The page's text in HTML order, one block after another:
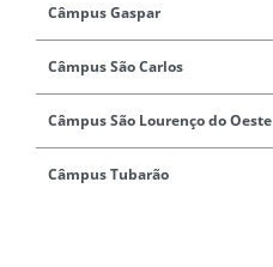
Câmpus Gaspar
Câmpus São Carlos
Câmpus São Lourenço do Oeste
Câmpus Tubarão